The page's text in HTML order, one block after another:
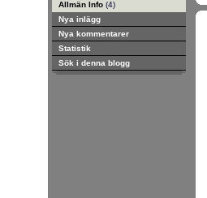
Allmän Info (4)
Nya inlägg
Nya kommentarer
Statistik
Sök i denna blogg